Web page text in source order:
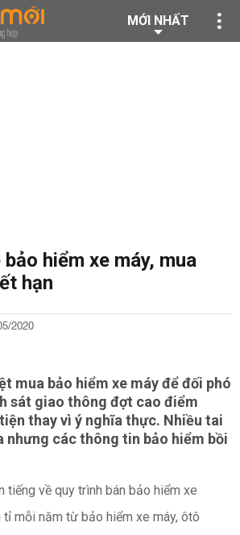
MỚI NHẤT
hiểm xe máy, mua
hạn
2020
mua bảo hiểm xe máy để đối phó
sát giao thông đợt cao điểm
thay vì ý nghĩa thực. Nhiều tai
nhưng các thông tin bảo hiểm bồi
tiếng về quy trình bán bảo hiểm xe
tỉ mỗi năm từ bảo hiểm xe máy, ôtô